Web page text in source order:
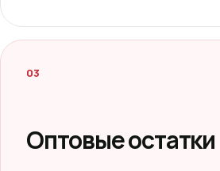
03
Оптовые остатки